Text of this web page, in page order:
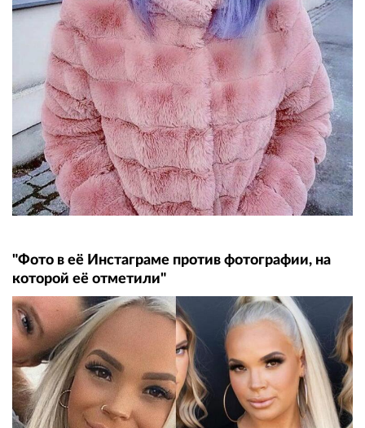
"Фото в её Инстаграме против фотографии, на
которой её отметили"